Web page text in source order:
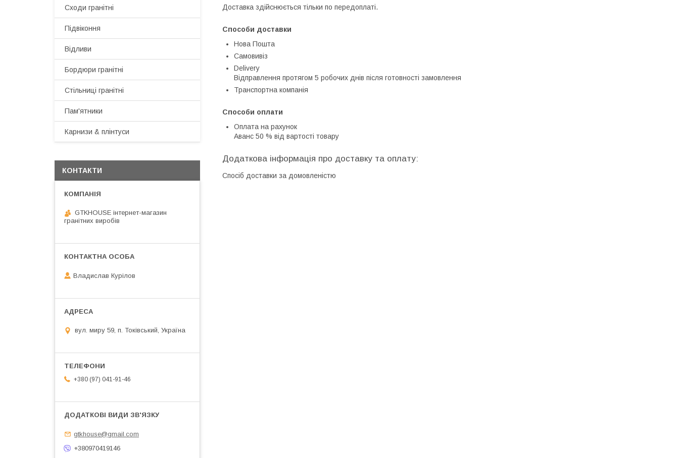
Доставка здійснюється тільки по передоплаті.
Способи доставки
Нова Пошта
Самовивіз
Delivery
Відправлення протягом 5 робочих днів після готовності замовлення
Транспортна компанія
Способи оплати
Оплата на рахунок
Аванс 50 % від вартості товару
Спосіб доставки за домовленістю
Сходи гранітні
Підвіконня
Відливи
Бордюри гранітні
Стільниці гранітні
Пам'ятники
Карнизи & плінтуси
КОНТАКТИ
GTKHOUSE інтернет-магазин
гранітних виробів
Владислав Курілов
вул. миру 59, п. Токівський, Україна
+380 (97) 041-91-46
gtkhouse@gmail.com
+380970419146